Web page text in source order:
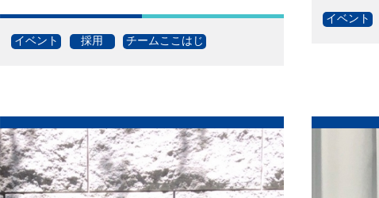
イベント 採用 チームここはじ
イベント